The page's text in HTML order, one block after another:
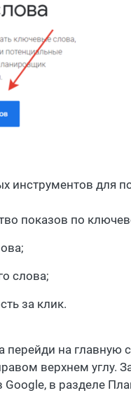
инструментов для
показов по
слова;
за клик.
на главную
верхнем
в разделе